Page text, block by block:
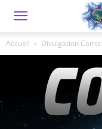
Accueil Divulgation